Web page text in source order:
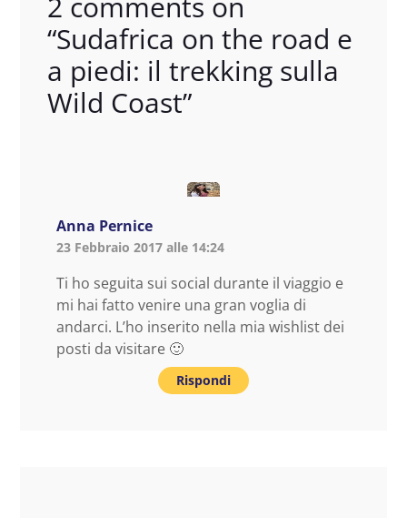
“Sudafrica on the road e
a piedi: il trekking sulla
Wild Coast”
Anna Pernice
23 Febbraio 2017 alle 14:24
Ti ho seguita sui social durante il viaggio e
mi hai fatto venire una gran voglia di
andarci. L’ho inserito nella mia wishlist dei
posti da visitare 🙂
Rispondi